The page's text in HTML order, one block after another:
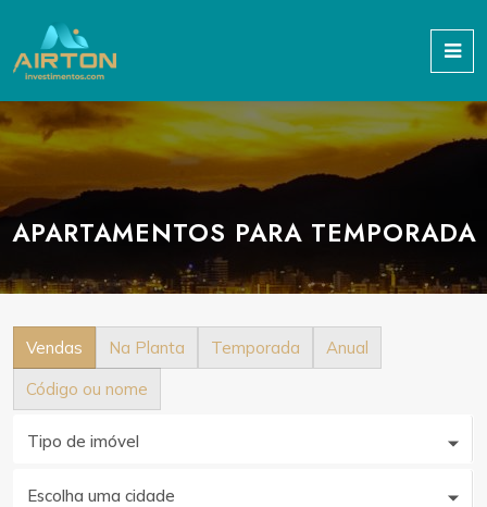
APARTAMENTOS PARA TEMPORADA
Vendas Na Planta Temporada
Anual
Código ou nome
Tipo de imóvel
Escolha uma cidade